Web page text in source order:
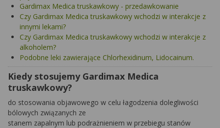
Gardimax Medica truskawkowy - przedawkowanie
Czy Gardimax Medica truskawkowy wchodzi w interakcje z
innymi lekami?
Czy Gardimax Medica truskawkowy wchodzi w interakcje z
alkoholem?
Podobne leki zawierające Chlorhexidinum, Lidocainum.
Kiedy stosujemy Gardimax Medica
truskawkowy?
do stosowania objawowego w celu łagodzenia dolegliwości
bólowych związanych ze
stanem zapalnym lub podrażnieniem w przebiegu stanów